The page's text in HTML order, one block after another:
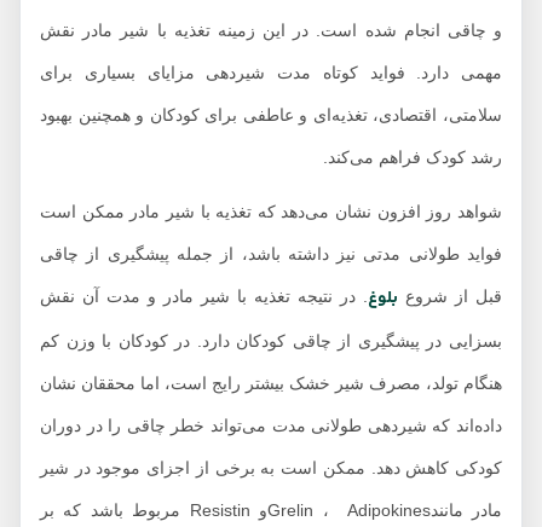
و چاقی انجام شده است. در این زمینه تغذیه با شیر مادر نقش
مهمی دارد. فواید کوتاه مدت شیردهی مزایای بسیاری برای
سلامتی، اقتصادی، تغذیه‌ای و عاطفی برای کودکان و همچنین بهبود
رشد کودک فراهم می‌کند.
شواهد روز افزون نشان می‌دهد که تغذیه با شیر مادر ممکن است
فواید طولانی مدتی نیز داشته باشد، از جمله پیشگیری از چاقی
قبل از شروعبلوغ . در نتیجه تغذیه با شیر مادر و مدت آن نقش
بسزایی در پیشگیری از چاقی کودکان دارد. در کودکان با وزن کم
هنگام تولد، مصرف شیر خشک بیشتر رایج است، اما محققان نشان
داده‌اند که شیردهی طولانی مدت می‌تواند خطر چاقی را در دوران
کودکی کاهش دهد. ممکن است به برخی از اجزای موجود در شیر
مادر مانندGrelin ، Adipokinesو Resistin مربوط باشد که بر